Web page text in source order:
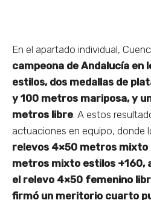
En el apartado individual,
campeona de Andalucía en
estilos, dos medallas de
y 100 metros mariposa, y
metros libre . A estos
actuaciones en equipo, donde
relevos 4×50 metros mixto
metros mixto estilos +160,
el relevo 4×50 femenino
firmó un meritorio cuarto